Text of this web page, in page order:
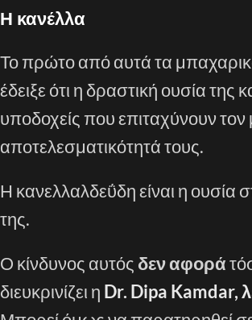
Η κανέλλα
Το πρώτο από αυτά τα
έδειξε ότι η δραστική ουσία
υποδοχείς που επιταχύνουν
αποτελεσματικότητά τους.
Η κανελλαλδεΰδη είναι η ουσία
της.
Ο κίνδυνος αυτός δεν αφορά
διευκρινίζει η Dr. Dipa Kamdar,